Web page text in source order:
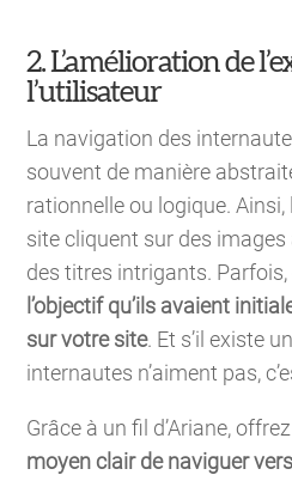
2. L’amélioration de
l’utilisateur
La navigation des
souvent de manière
rationnelle ou logique.
site cliquent sur des
des titres intrigants.
l’objectif qu’ils avaient
sur votre site. Et s’il existe
internautes n’aiment pas,
Grâce à un fil d’Ariane,
moyen clair de naviguer